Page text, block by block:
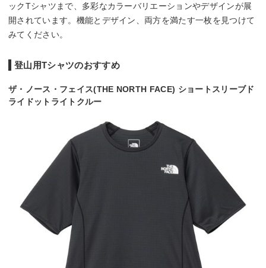
ックTシャツまで、多彩なカラーバリエーションやデザインが展
開されています。機能とデザイン、両方を満たす一枚を見つけて
みてください。
登山用Tシャツのおすすめ
ザ・ノース・フェイス(THE NORTH FACE) ショートスリーブド
ライドットライトクルー